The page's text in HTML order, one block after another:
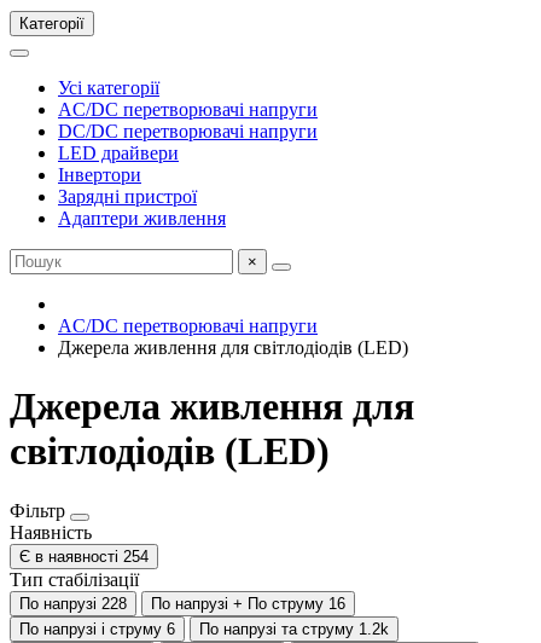
Категорії
Усі категорії
AC/DC перетворювачі напруги
DC/DC перетворювачі напруги
LED драйвери
Інвертори
Зарядні пристрої
Адаптери живлення
×
AC/DC перетворювачі напруги
Джерела живлення для світлодіодів (LED)
Джерела живлення для
світлодіодів (LED)
Фільтр
Наявність
Є в наявності 254
Тип стабілізації
По напрузі 228 По напрузі + По струму 16
По напрузі і струму 6 По напрузі та струму 1.2k